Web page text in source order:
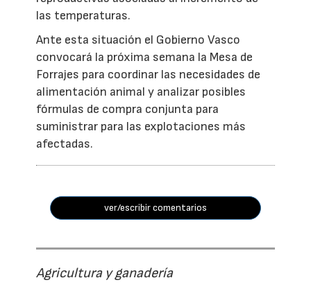
las temperaturas.
Ante esta situación el Gobierno Vasco
convocará la próxima semana la Mesa de
Forrajes para coordinar las necesidades de
alimentación animal y analizar posibles
fórmulas de compra conjunta para
suministrar para las explotaciones más
afectadas.
ver/escribir comentarios
Agricultura y ganadería